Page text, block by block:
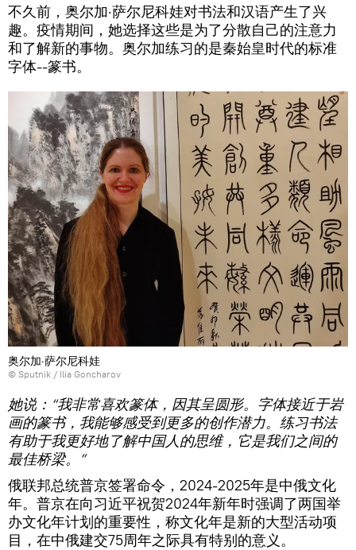
不久前，奥尔加·萨尔尼科娃对书法和汉语产生了兴
趣。疫情期间，她选择这些是为了分散自己的注意力
和了解新的事物。奥尔加练习的是秦始皇时代的标准
字体--篆书。
奥尔加·萨尔尼科娃
© Sputnik / Ilia Goncharov
她说：“我非常喜欢篆体，因其呈圆形。字体接近于岩
画的篆书，我能够感受到更多的创作潜力。练习书法
有助于我更好地了解中国人的思维，它是我们之间的
最佳桥梁。”
俄联邦总统普京签署命令，2024-2025年是中俄文化
年。普京在向习近平祝贺2024年新年时强调了两国举
办文化年计划的重要性，称文化年是新的大型活动项
目，在中俄建交75周年之际具有特别的意义。